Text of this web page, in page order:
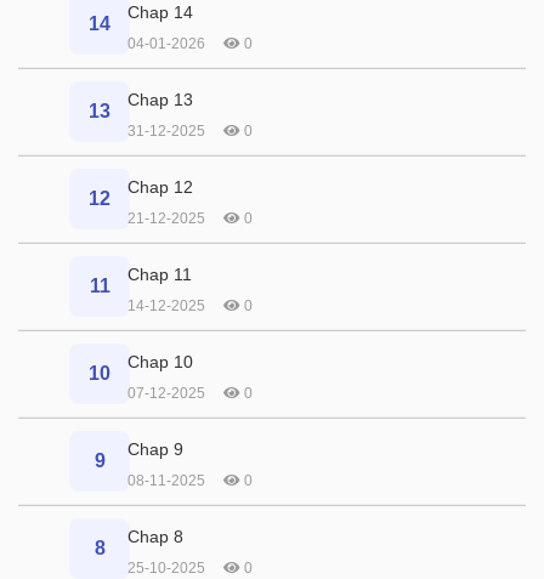
14
Chap 14
04-01-2026 0
13
Chap 13
31-12-2025 0
12
Chap 12
21-12-2025 0
11
Chap 11
14-12-2025 0
10
Chap 10
07-12-2025 0
9
Chap 9
08-11-2025 0
8
Chap 8
25-10-2025 0